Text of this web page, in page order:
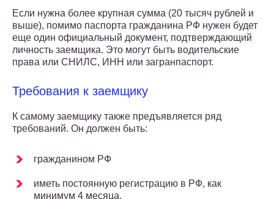
Если нужна более крупная сумма (20 тысяч рублей и
выше), помимо паспорта гражданина РФ нужен будет
еще один официальный документ, подтверждающий
личность заемщика. Это могут быть водительские
права или СНИЛС, ИНН или загранпаспорт.
Требования к заемщику
К самому заемщику также предъявляется ряд
требований. Он должен быть:
гражданином РФ
иметь постоянную регистрацию в РФ, как
минимум 4 месяца,